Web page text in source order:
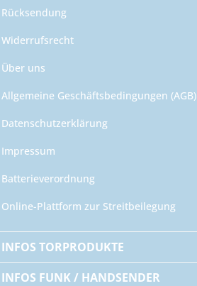
Rücksendung
Widerrufsrecht
Über uns
Allgemeine Geschäftsbedingungen (AGB)
Datenschutzerklärung
Impressum
Batterieverordnung
Online-Plattform zur Streitbeilegung
INFOS TORPRODUKTE
INFOS FUNK / HANDSENDER